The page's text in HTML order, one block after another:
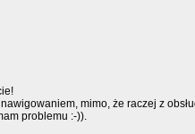
mimo, że raczej z
problemu :-)).